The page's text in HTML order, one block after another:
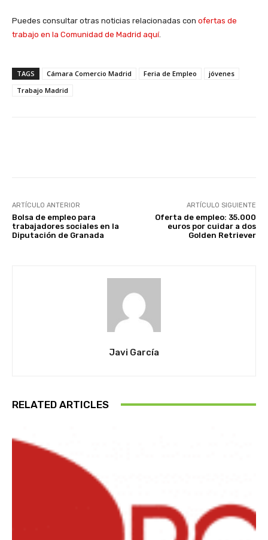
Puedes consultar otras noticias relacionadas con ofertas de
trabajo en la Comunidad de Madrid aquí.
TAGS Cámara Comercio Madrid Feria de Empleo
jóvenes
Trabajo Madrid
ARTÍCULO ANTERIOR
Bolsa de empleo para
trabajadores sociales en la
Diputación de Granada
ARTÍCULO SIGUIENTE
Oferta de empleo: 35.000
euros por cuidar a dos
Golden Retriever
Javi García
RELATED ARTICLES